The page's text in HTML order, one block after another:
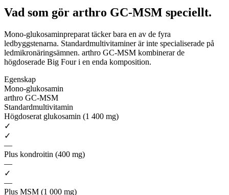
Vad som gör arthro GC-MSM speciellt.
Mono-glukosaminpreparat täcker bara en av de fyra
ledbyggstenarna. Standardmultivitaminer är inte specialiserade på
ledmikronäringsämnen. arthro GC-MSM kombinerar de
högdoserade Big Four i en enda komposition.
Egenskap
Mono-glukosamin
arthro GC-MSM
Standardmultivitamin
Högdoserat glukosamin (1 400 mg)
✓
✓
—
Plus kondroitin (400 mg)
—
✓
—
Plus MSM (1 000 mg)